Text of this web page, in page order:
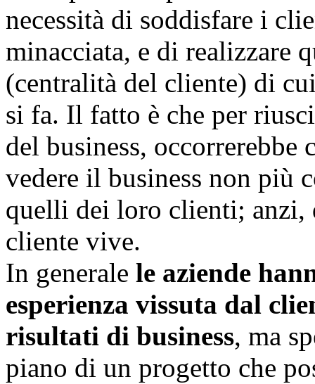
necessità di soddisfare i
minacciata, e di realizzare
(centralità del cliente) di
si fa. Il fatto è che per
del business, occorrerebbe
vedere il business non più
quelli dei loro clienti; anzi,
cliente vive.
In generale le aziende
esperienza vissuta dal
risultati di business, ma
piano di un progetto che